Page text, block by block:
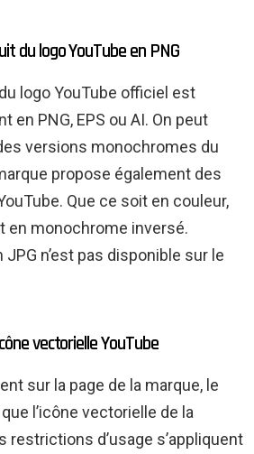
du logo YouTube en PNG
logo YouTube officiel est
en PNG, EPS ou AI. On peut
versions monochromes du
propose également des
Que ce soit en couleur,
en monochrome inversé.
n’est pas disponible sur le
vectorielle YouTube
sur la page de la marque, le
l’icône vectorielle de la
restrictions d’usage s’appliquent